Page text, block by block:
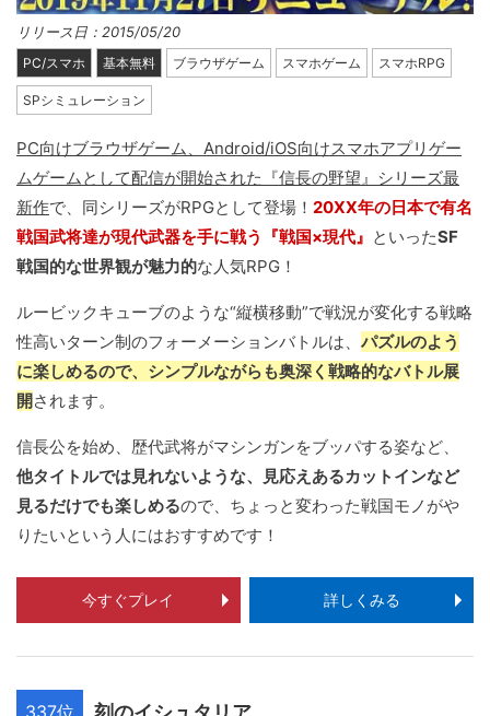
リリース日：2015/05/20
PC/スマホ 基本無料 ブラウザゲーム スマホゲーム スマホRPG
SPシミュレーション
PC向けブラウザゲーム、Android/iOS向けスマホアプリゲー
ムゲームとして配信が開始された『信長の野望』シリーズ最
新作で、同シリーズがRPGとして登場！ 20XX年の日本で有名
戦国武将達が現代武器を手に戦う『戦国×現代』 といったSF
戦国的な世界観が魅力的な人気RPG！
ルービックキューブのような“縦横移動”で戦況が変化する戦略
性高いターン制のフォーメーションバトルは、 パズルのよう
に楽しめるので、シンプルながらも奥深く戦略的なバトル展
開 されます。
信長公を始め、歴代武将がマシンガンをブッパする姿など、
他タイトルでは見れないような、見応えあるカットインなど
見るだけでも楽しめるので、ちょっと変わった戦国モノがや
りたいという人にはおすすめです！
今すぐプレイ 詳しくみる